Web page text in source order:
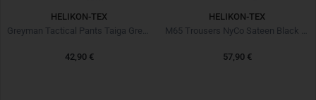
HELIKON-TEX
Greyman Tactical Pants Taiga Green
42,90 €
HELIKON-TEX
M65 Trousers NyCo Sateen Black Noir
57,90 €